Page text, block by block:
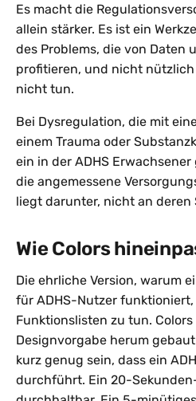
Es macht die
allein stärker. Es ist ein
des Problems, die von Daten
profitieren, und nicht nützlich
nicht tun.
Bei Dysregulation, die mit
einem Trauma oder
ein in der ADHS
die angemessene
liegt darunter, nicht an deren
Wie Colors
Die ehrliche Version, warum
für ADHS-Nutzer
Funktionslisten zu tun.
Designvorgabe herum
kurz genug sein, dass ein
durchführt. Ein 20-